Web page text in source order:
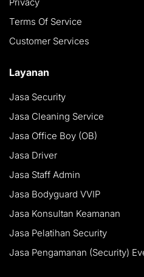
Terms Of Service
Customer Services
Layanan
Jasa Security
Jasa Cleaning Service
Jasa Office Boy (OB)
Jasa Driver
Jasa Staff Admin
Jasa Bodyguard VVIP
Jasa Konsultan Keamanan
Jasa Pelatihan Security
Jasa Pengamanan (Security)